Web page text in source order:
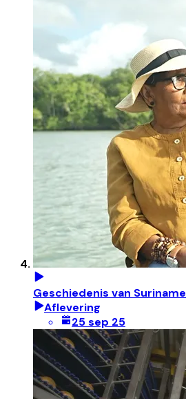
Geschiedenis van Suriname
Aflevering
25 sep 25